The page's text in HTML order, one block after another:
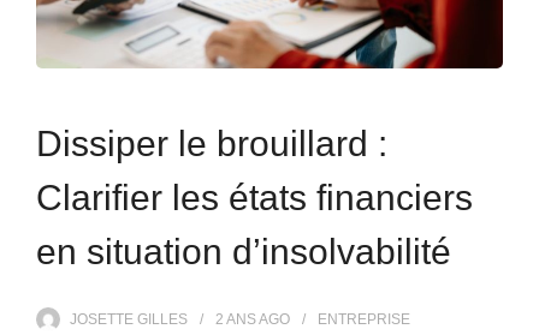
Dissiper le brouillard :
Clarifier les états financiers
en situation d’insolvabilité
JOSETTE GILLES 2 ANSAGO ENTREPRISE